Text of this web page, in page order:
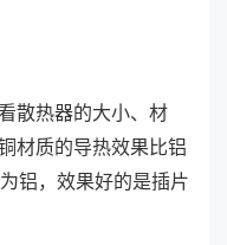
散热器的大小、材
材质的导热效果比铝
铝，效果好的是插片